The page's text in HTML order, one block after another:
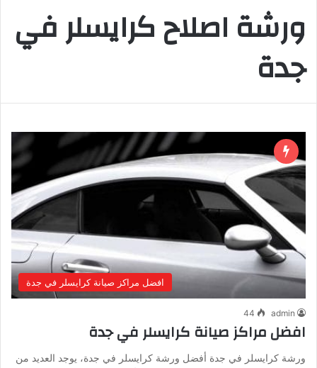
ورشة اصلاح كرايسلر في
جدة
افضل مراكز صيانة كرايسلر في جدة
admin
44
افضل مراكز صيانة كرايسلر في جدة
ورشة كرايسلر في جدة أفضل ورشة كرايسلر في جدة، يوجد العديد من